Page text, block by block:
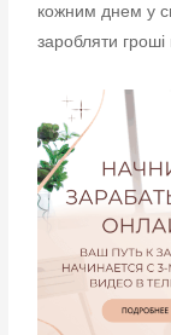
кожним днем у
заробляти гроші